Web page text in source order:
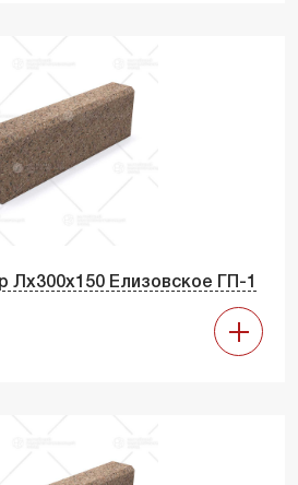
Лх300х150 Елизовское ГП-1